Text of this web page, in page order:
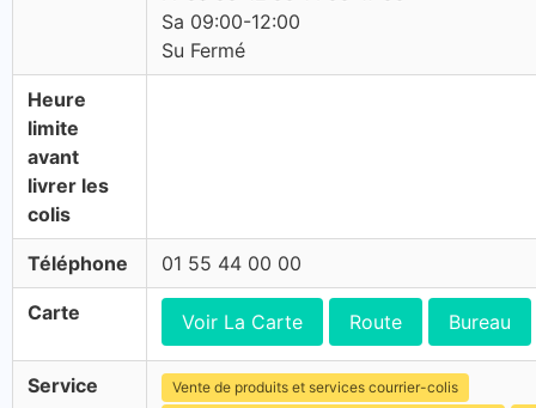
Sa 09:00-12:00
Su Fermé
Heure
limite
avant
livrer les
colis
Téléphone 01 55 44 00 00
Carte Voir La Carte Route Bureau
Service
Vente de produits et services courrier-colis